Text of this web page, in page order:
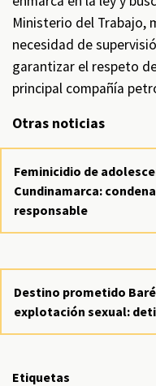
Ministerio del Trabajo,
necesidad de
garantizar el respeto
principal compañía
Otras noticias
Feminicidio de
Cundinamarca:
responsable
Destino prometido
explotación sexual:
Etiquetas